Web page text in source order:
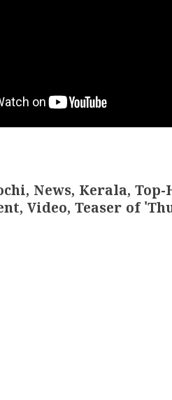
News, Kerala,
Video, Teaser of